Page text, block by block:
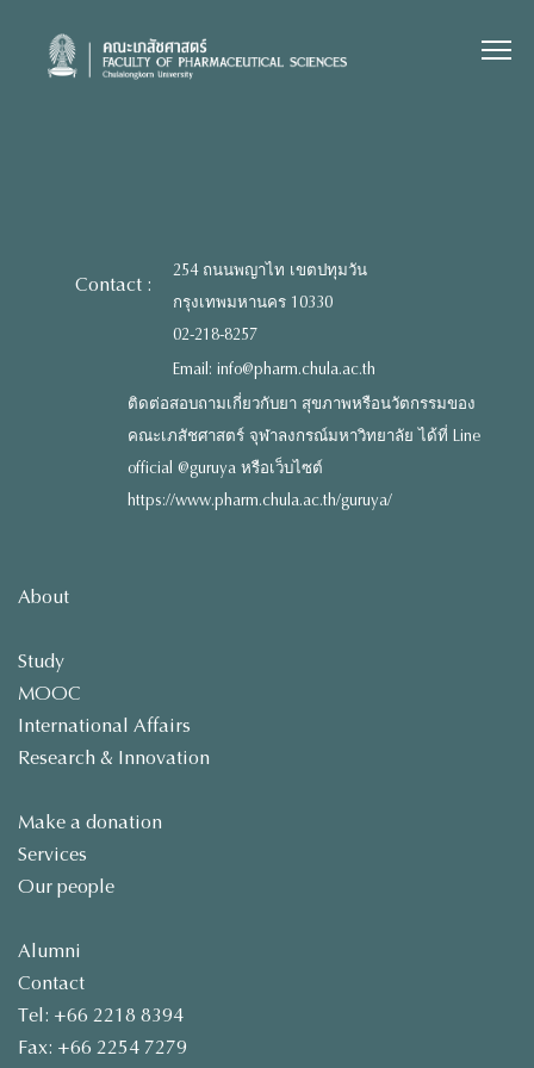
content
Contact :
254 ถนนพญาไท เขตปทุมวัน
กรุงเทพมหานคร 10330
02-218-8257
Email: info@pharm.chula.ac.th
ติดต่อสอบถามเกี่ยวกับยา สุขภาพหรือนวัตกรรมของ
คณะเภสัชศาสตร์ จุฬาลงกรณ์มหาวิทยาลัย ได้ที่ Line
official @guruya หรือเว็บไซต์
https://www.pharm.chula.ac.th/guruya/
About
Study
MOOC
International Affairs
Research & Innovation
Make a donation
Services
Our people
Alumni
Contact
Tel: +66 2218 8394
Fax: +66 2254 7279